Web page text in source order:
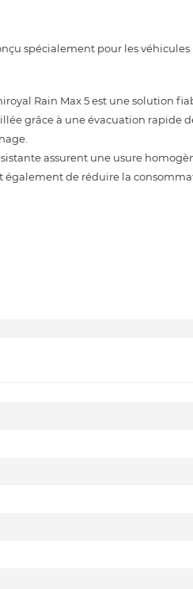
spécialement pour les véhicules
Rain Max 5 est une solution
grâce à une évacuation rapide
assurent une usure
de réduire la